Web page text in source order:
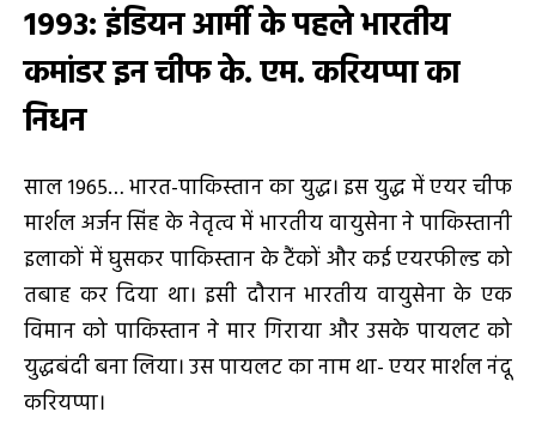
1993: इंडियन आर्मी के पहले भारतीय
कमांडर इन चीफ के. एम. करियप्पा का
निधन
साल 1965… भारत-पाकिस्तान का युद्ध। इस युद्ध में एयर चीफ
मार्शल अर्जन सिंह के नेतृत्व में भारतीय वायुसेना ने पाकिस्तानी
इलाकों में घुसकर पाकिस्तान के टैंकों और कई एयरफील्ड को
तबाह कर दिया था। इसी दौरान भारतीय वायुसेना के एक
विमान को पाकिस्तान ने मार गिराया और उसके पायलट को
युद्धबंदी बना लिया। उस पायलट का नाम था- एयर मार्शल नंदू
करियप्पा।